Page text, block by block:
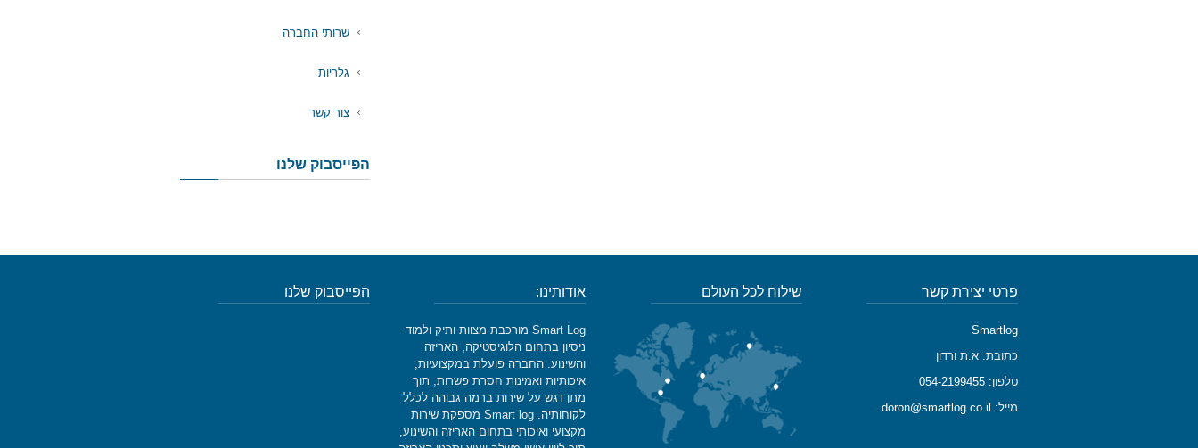
שרותי החברה
גלריות
צור קשר
הפייסבוק שלנו
פרטי יצירת קשר
Smartlog
כתובת: א.ת ורדון
טלפון: 054-2199455
מייל: doron@smartlog.co.il
שילוח לכל העולם אודותינו:
Smart Log מורכבת מצוות ותיק ולמוד
ניסיון בתחום הלוגיסטיקה, האריזה
והשינוע. החברה פועלת במקצועיות,
איכותיות ואמינות חסרת פשרות, תוך
מתן דגש על שירות ברמה גבוהה לכלל
לקוחותיה. Smart log מספקת שירות
מקצועי ואיכותי בתחום האריזה והשינוע,
הפייסבוק שלנו